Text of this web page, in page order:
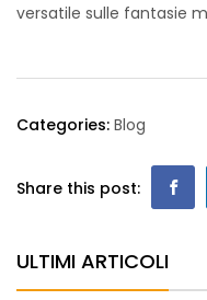
versatile sulle fantasie
Categories: Blog
Share this post:
ULTIMI ARTICOLI